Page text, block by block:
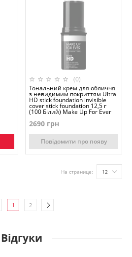
(0)
Тональний крем для обличчя
з невидимим покриттям Ultra
HD stick foundation invisible
cover stick foundation 12,5 г
(100 Білий) Make Up For Ever
2690 грн
Повідомити про появу
На странице: 12
1 2
Відгуки